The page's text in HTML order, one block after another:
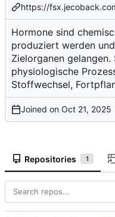
https://
Hormone sind
produziert werden
Zielorganen gelangen.
physiologische
Stoffwechsel,
Joined on
Repositories 1